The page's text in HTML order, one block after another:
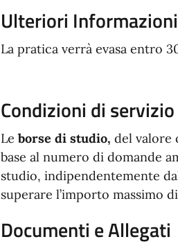
Ulteriori Informazioni
La pratica verrà evasa entro
Condizioni di servizio
Le borse di studio, del valore
base al numero di domande
studio, indipendentemente
superare l’importo massimo
Documenti e Allegati